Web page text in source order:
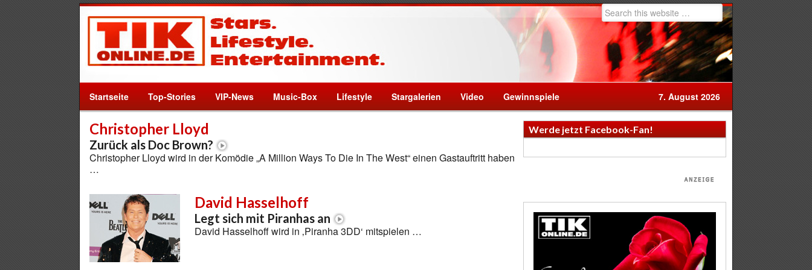
Startseite Top-Stories VIP-News Music-Box Lifestyle Stargalerien Video Gewinnspiele 7. August 2026
Christopher Lloyd
Zurück als Doc Brown?
Christopher Lloyd wird in der Komödie „A Million Ways To Die In The West“ einen Gastauftritt haben
…
David Hasselhoff
Legt sich mit Piranhas an
David Hasselhoff wird in ‚Piranha 3DD‘ mitspielen …
Werde jetzt Facebook-Fan!